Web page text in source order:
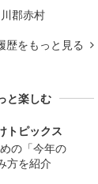
郡赤村
歴をもっと見る
と楽しむ
トピックス
の「今年の
方を紹介